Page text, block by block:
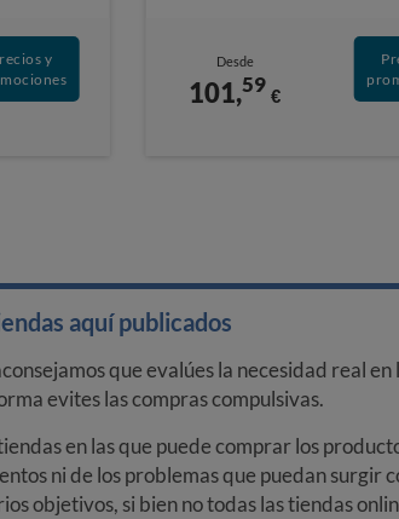
y
Desde
101,59 €
aquí publicados
que evalúes la necesidad real
evites las compras compulsivas.
en las que puede comprar los
ni de los problemas que puedan surgir
objetivos, si bien no todas las tiendas